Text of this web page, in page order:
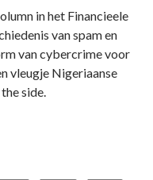
in het Financieele
van spam en
van cybercrime voor
vleugje Nigeriaanse
side.
Dagblad: Slimme